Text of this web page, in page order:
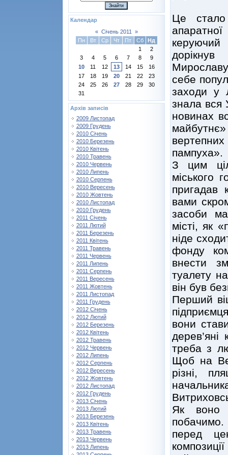
Календар
« Січень 2011
»
Пн
Вт Ср Чт Пт Сб
Нд
1
2
3
4 5 6 7 8
9
10
11 12 13 14 15
16
17
18 19 20 21 22
23
24
25 26 27 28 29
30
31
Архів записів
2009 Листопад
2009 Грудень
2010 Січень
2010 Березень
2010 Квітень
2010 Травень
2010 Червень
2010 Липень
2010 Серпень
2010 Вересень
2010 Жовтень
2010 Листопад
2010 Грудень
2011 Січень
2011 Лютий
2011 Березень
2011 Квітень
2011 Травень
2011 Червень
2011 Липень
2011 Серпень
2011 Вересень
2011 Жовтень
2011 Листопад
2011 Грудень
2012 Січень
2012 Лютий
2012 Березень
2012 Квітень
2012 Травень
2012 Червень
2012 Липень
2012 Серпень
2012 Вересень
2012 Жовтень
2012 Листопад
2012 Грудень
2013 Січень
2013 Лютий
2013 Березень
2013 Квітень
2013 Травень
2013 Червень
2013 Липень
Це стало
себе
заходи у
знала вся
новинах
пампуха».
З цим
міського
вами
засоби
місті, як
ніде
фонду
внести
туалету
він був
Перший
вони
треба з
Щоб на
різні,
Як воно
перед